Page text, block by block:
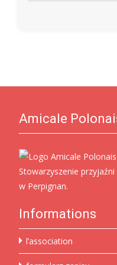
Amicale
Stowarzyszenie
w Perpignan.
Informations
l’association